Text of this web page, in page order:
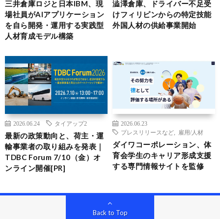
三井倉庫ロジと日本IBM、現
場社員がAIアプリケーション
を自ら開発・運用する実践型
人材育成モデル構築
澁澤倉庫、ドライバー不足受
けフィリピンからの特定技能
外国人材の供給事業開始
2026.06.24 タイアップ2
最新の政策動向と、荷主・運
輸事業者の取り組みを発表｜
TDBC Forum 7/10（金）オ
ンライン開催[PR]
2026.06.23
プレスリリースなど
雇用/人材
ダイワコーポレーション、体
育会学生のキャリア形成支援
する専門情報サイトを監修
Back to Top